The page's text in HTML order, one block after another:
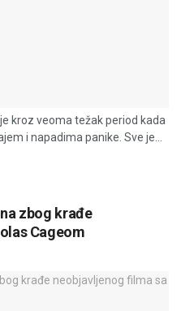
kroz veoma težak period kada
i napadima panike. Sve je...
zbog krađe
Cageom